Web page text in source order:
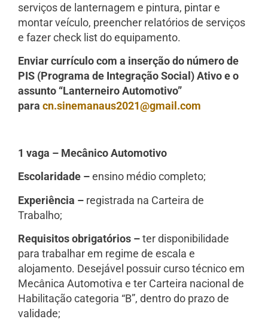
serviços de lanternagem e pintura, pintar e
montar veículo, preencher relatórios de serviços
e fazer check list do equipamento.
Enviar currículo com a inserção do número de
PIS (Programa de Integração Social) Ativo e o
assunto “Lanterneiro Automotivo”
para cn.sinemanaus2021@gmail.com
1 vaga – Mecânico Automotivo
Escolaridade –ensino médio completo;
Experiência – registrada na Carteira de
Trabalho;
Requisitos obrigatórios –ter disponibilidade
para trabalhar em regime de escala e
alojamento. Desejável possuir curso técnico em
Mecânica Automotiva e ter Carteira nacional de
Habilitação categoria “B”, dentro do prazo de
validade;